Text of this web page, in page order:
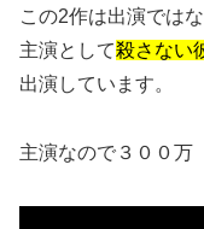
この2作は出演では
主演として殺さない
出演しています。
主演なので３００万